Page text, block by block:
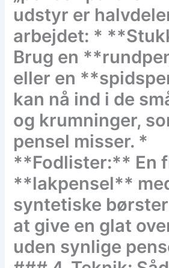
udstyr er
arbejdet: *
Brug en
eller en
kan nå ind i de
og krumninger,
pensel misser. *
**Fodlister:** En
**lakpensel**
syntetiske
at give en glat
uden synlige